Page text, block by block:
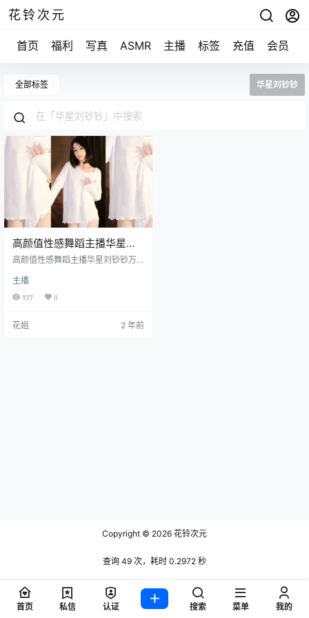
花铃次元
首页 福利 写真 ASMR 主播 标签 充值 会员
全部标签 华星刘钞钞
高颜值性感舞蹈主播华星刘
钞钞万元定制舞蹈合集
高颜值性感舞蹈主播华星刘钞钞万
主播
937 0
花姐 2 年前
Copyright © 2026 花铃次元
查询 49 次，耗时 0.2972 秒
首页 私信 认证 搜索 菜单 我的